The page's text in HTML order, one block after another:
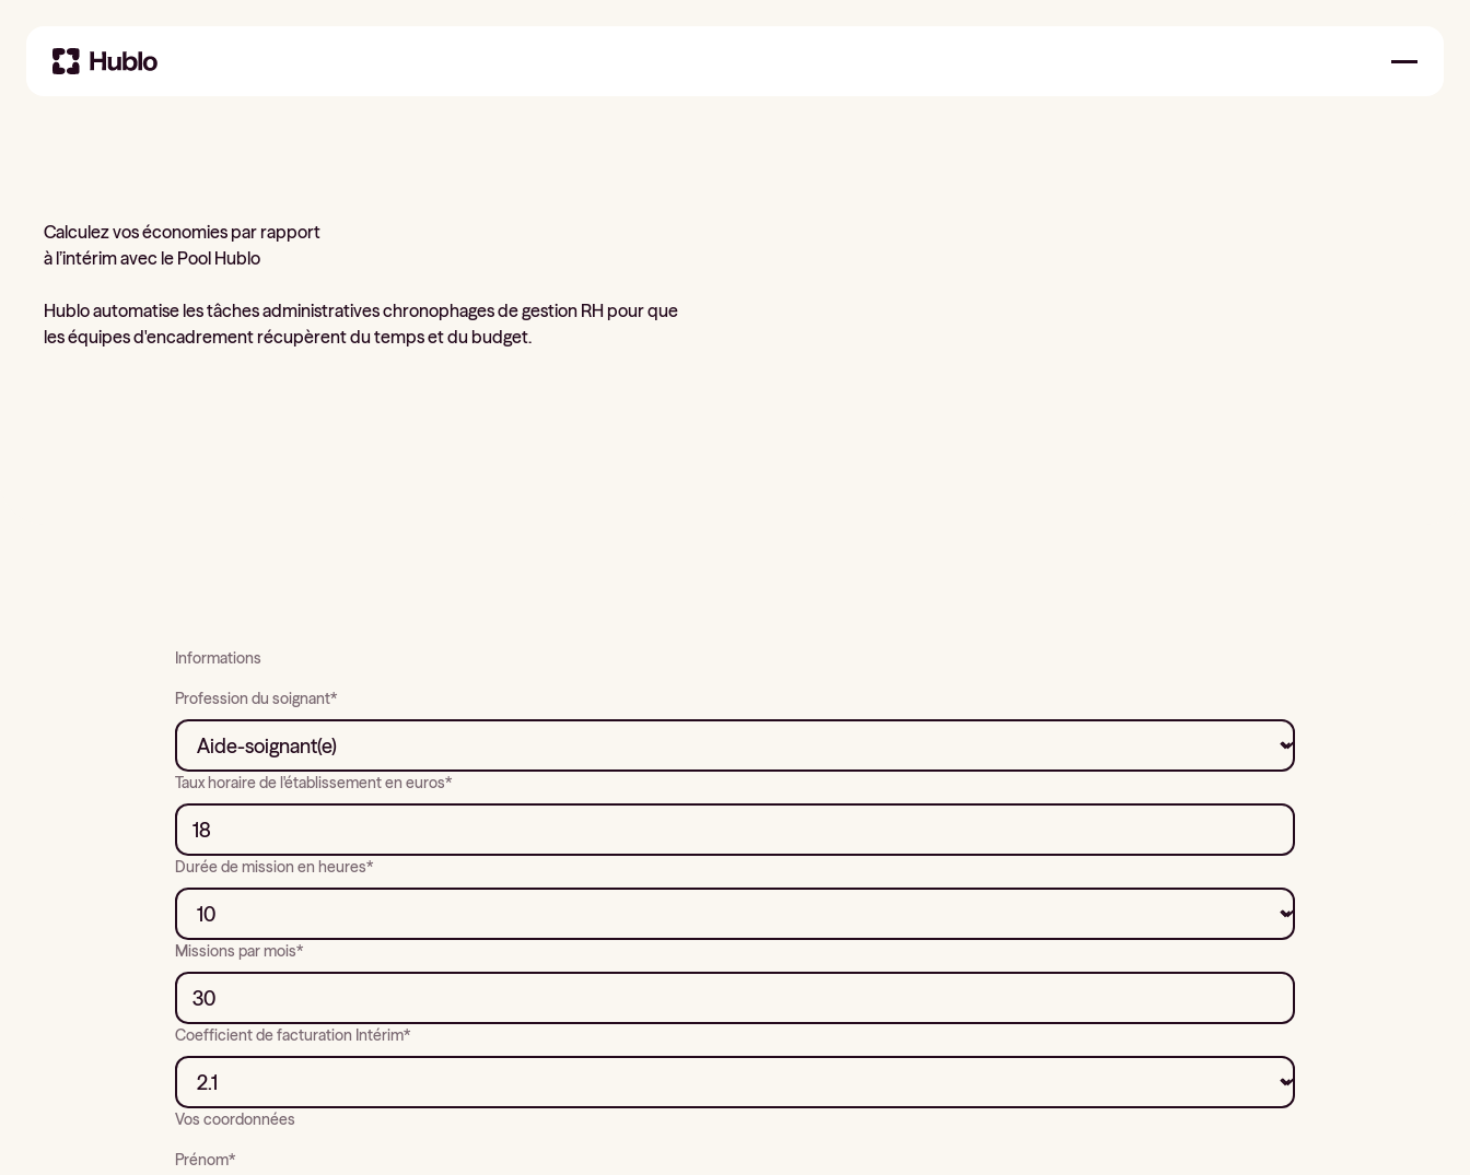
Calculez vos économies par rapport
à l’intérim avec le Pool Hublo
Hublo automatise les tâches administratives chronophages de gestion RH pour que
les équipes d'encadrement récupèrent du temps et du budget.
Informations
Profession du soignant*
Taux horaire de l'établissement en euros*
Durée de mission en heures*
Missions par mois*
Coefficient de facturation Intérim*
Vos coordonnées
Prénom*